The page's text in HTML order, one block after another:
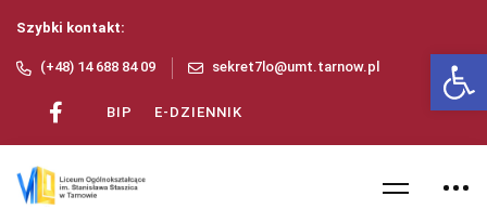
Szybki kontakt:
(+48) 14 688 84 09 sekret7lo@umt.tarnow.pl
BIP E-DZIENNIK